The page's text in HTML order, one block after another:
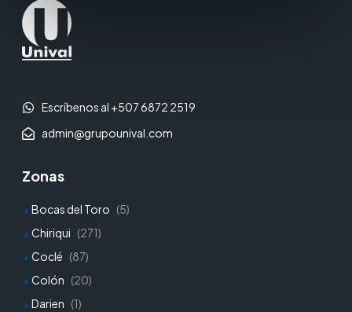
Escríbenos al +507 6872 2519
admin@grupounival.com
Zonas
Bocas del Toro (5)
Chiriqui (271)
Coclé (87)
Colón (20)
Darien (1)